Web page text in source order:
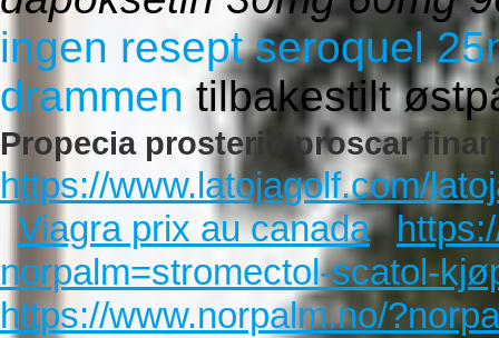
ingen resept seroquel
drammen tilbakestilt
Propecia prosterid proscar
https://www.latojagolf.com/
Viagra prix au canada
norpalm=stromectol-scatol-
https://www.norpalm.no/